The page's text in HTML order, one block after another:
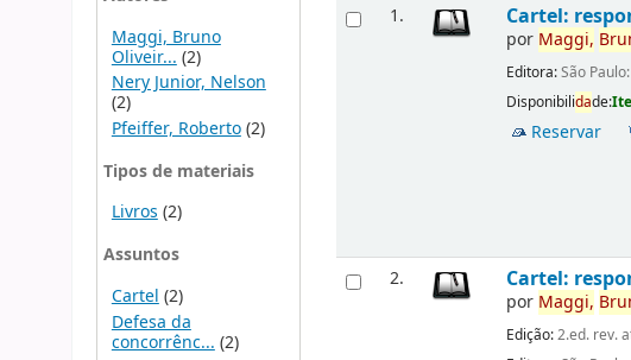
Maggi, Bruno
Oliveir... (2)
Nery Junior, Nelson
(2)
Pfeiffer, Roberto(2)
Tipos de materiais
Livros(2)
Assuntos
Cartel (2)
Defesa da
concorrênc... (2)
1. Cartel:
por Maggi,
Editora:São
Disponibilidade:
Reservar
2. Cartel:
por Maggi,
Edição:2.ed. rev.